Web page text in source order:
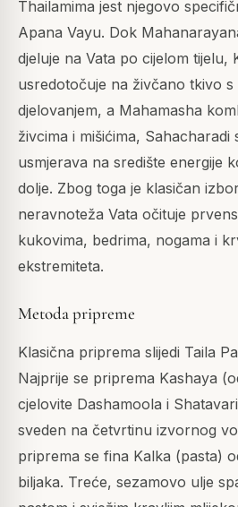
Thailamima jest njegovo
Apana Vayu. Dok
djeluje na Vata po cijelom tijelu,
usredotočuje na živčano tkivo s
djelovanjem, a Mahamasha
živcima i mišićima, Sahacharadi
usmjerava na središte energije
dolje. Zbog toga je klasičan
neravnoteža Vata očituje
kukovima, bedrima, nogama i
ekstremiteta.
Metoda pripreme
Klasična priprema slijedi Taila
Najprije se priprema Kashaya
cjelovite Dashamoola i
sveden na četvrtinu izvornog
priprema se fina Kalka (pasta)
biljaka. Treće, sezamovo ulje